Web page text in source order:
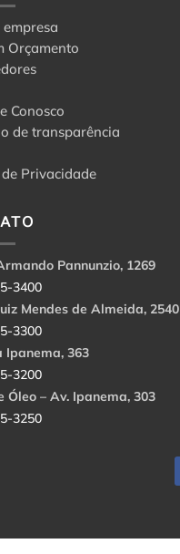
Orçamento
Conosco
de transparência
Privacidade
Pannunzio, 1269
3400
Mendes de Almeida, 2540
3300
Ipanema, 363
3200
Óleo – Av. Ipanema, 303
3250